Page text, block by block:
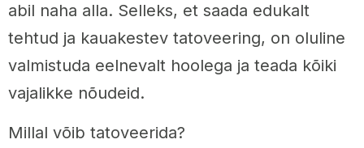
abil naha alla. Selleks, et saada edukalt
tehtud ja kauakestev tatoveering, on oluline
valmistuda eelnevalt hoolega ja teada kõiki
vajalikke nõudeid.
Millal võib tatoveerida?